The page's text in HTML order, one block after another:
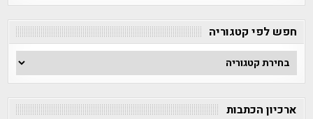
חפש לפי קטגוריה
חפש
לפי
קטגוריה
ארכיון הכתבות